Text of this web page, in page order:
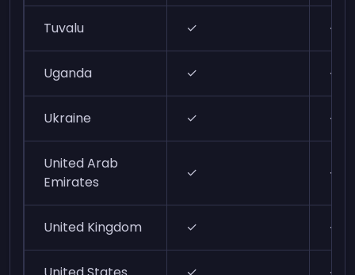
Tuvalu ✓ ✓
Uganda ✓ ✓
Ukraine ✓ ✓
United Arab
Emirates
✓ ✓
United Kingdom ✓ ✓